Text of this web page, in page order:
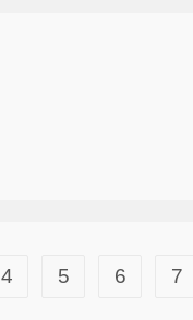
4 5 6 7